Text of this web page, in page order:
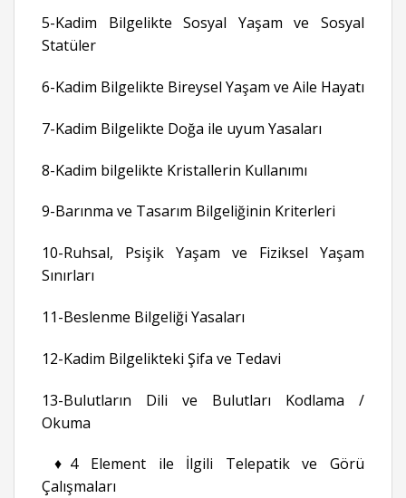
5-Kadim Bilgelikte Sosyal Yaşam ve Sosyal
Statüler
6-Kadim Bilgelikte Bireysel Yaşam ve Aile Hayatı
7-Kadim Bilgelikte Doğa ile uyum Yasaları
8-Kadim bilgelikte Kristallerin Kullanımı
9-Barınma ve Tasarım Bilgeliğinin Kriterleri
10-Ruhsal, Psişik Yaşam ve Fiziksel Yaşam
Sınırları
11-Beslenme Bilgeliği Yasaları
12-Kadim Bilgelikteki Şifa ve Tedavi
13-Bulutların Dili ve Bulutları Kodlama /
Okuma
♦️4 Element ile İlgili Telepatik ve Görü
Çalışmaları